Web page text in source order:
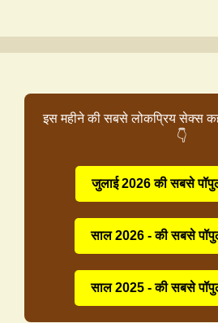
इस महीने की सबसे लोकप्रिय सेक्स
👇
जुलाई 2026 की सबसे
साल 2026 - की सबसे
साल 2025 - की सबसे